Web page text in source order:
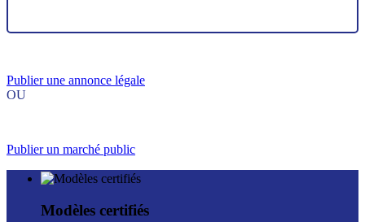
Publier une annonce légale
OU
Publier un marché public
Modèles certifiés